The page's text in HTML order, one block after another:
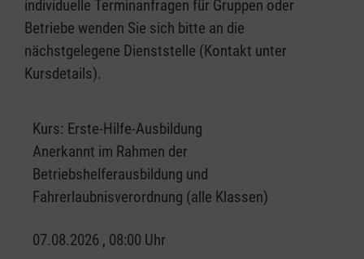
individuelle Terminanfragen für Gruppen oder
Betriebe wenden Sie sich bitte an die
nächstgelegene Dienststelle (Kontakt unter
Kursdetails).
Kurs: Erste-Hilfe-Ausbildung
Anerkannt im Rahmen der
Betriebshelferausbildung und
Fahrerlaubnisverordnung (alle Klassen)
07.08.2026 , 08:00 Uhr